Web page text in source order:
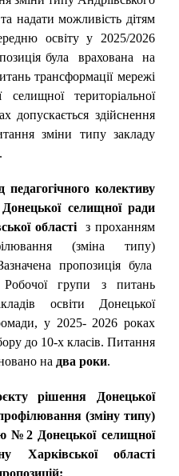
надати можливість дітям
освіту у 2025/2026
була врахована на
трансформації мережі
селищної територіальної
допускається здійснення
зміни типу закладу
.
педагогічного колективу
селищної ради
областіз проханням
(зміна типу)
пропозиція була
групи з питань
освіти Донецької
у 2025- 2026 роках
до 10-х класів. Питання
на два роки.
рішення Донецької
(зміну типу)
№2 Донецької селищної
Харківської області